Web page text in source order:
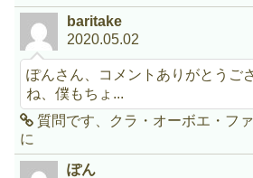
baritake
2020.05.02
ぽんさん、コメントありがとうご
ね、僕もちょ...
質問です、クラ・オーボエ・フ
に
ぽん